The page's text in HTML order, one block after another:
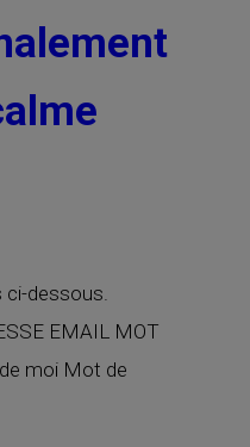
ci-dessous.
EMAIL MOT
moi Mot de